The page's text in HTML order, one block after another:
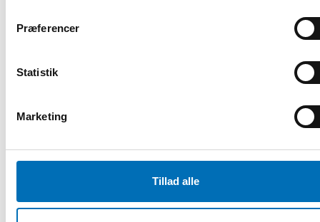
Præferencer
Statistik
Marketing
Tillad alle